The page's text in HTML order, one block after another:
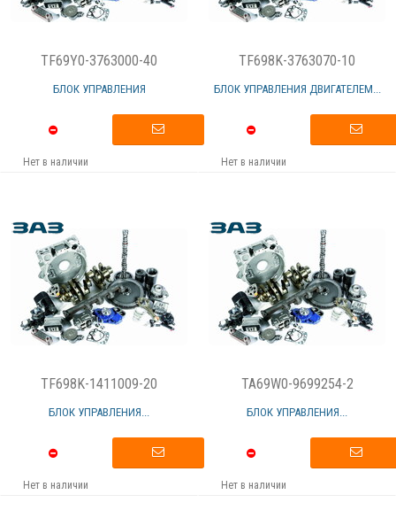
TF69Y0-3763000-40
БЛОК УПРАВЛЕНИЯ
Нет в наличии
TF698K-3763070-10
БЛОК УПРАВЛЕНИЯ ДВИГАТЕЛЕМ...
Нет в наличии
TF698K-1411009-20
БЛОК УПРАВЛЕНИЯ...
Нет в наличии
TA69W0-9699254-2
БЛОК УПРАВЛЕНИЯ...
Нет в наличии